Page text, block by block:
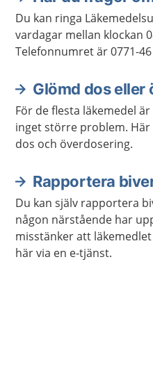
Du kan ringa
vardagar mellan klockan
Telefonnumret är 0771-46
Glömd dos eller
För de flesta läkemedel
inget större problem.
dos och överdosering.
Rapportera
Du kan själv rapportera
någon närstående har
misstänker att
här via en e-tjänst.